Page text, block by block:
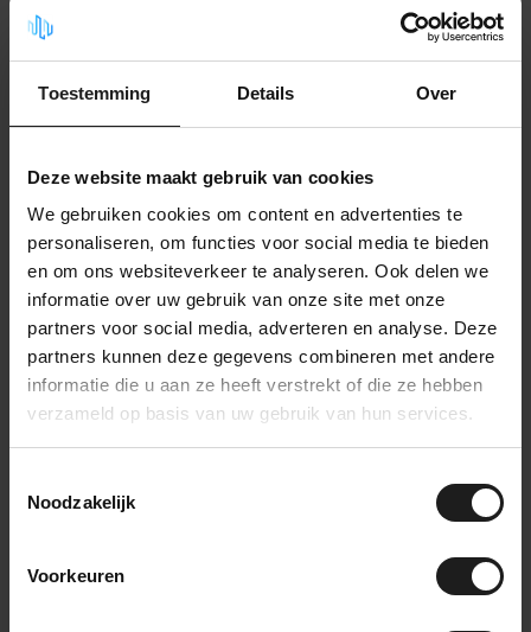
Toestemming Details Over
Deze website maakt gebruik van cookies
We gebruiken cookies om content en advertenties te
personaliseren, om functies voor social media te bieden
en om ons websiteverkeer te analyseren. Ook delen we
informatie over uw gebruik van onze site met onze
partners voor social media, adverteren en analyse. Deze
partners kunnen deze gegevens combineren met andere
informatie die u aan ze heeft verstrekt of die ze hebben
verzameld op basis van uw gebruik van hun services.
Noodzakelijk
Voorkeuren
Gerelateerde producten
Petterns Flexible
Op voorraad
209,00
Petterns Moonie
Op voorraad
Petterns Placetobe
Op voorraad
209,00
Petterns Spinning
209,00